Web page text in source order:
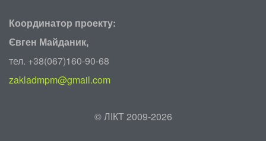
Координатор проекту:
Євген Майданик,
тел. +38(067)160-90-68
zakladmpm@gmail.com
©ЛІКТ 2009-2026